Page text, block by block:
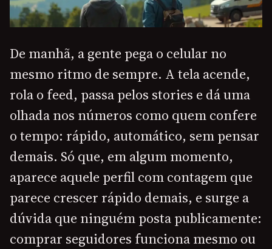
De manhã, a gente pega o celular no
mesmo ritmo de sempre. A tela acende,
rola o feed, passa pelos stories e dá uma
olhada nos números como quem confere
o tempo: rápido, automático, sem pensar
demais. Só que, em algum momento,
aparece aquele perfil com contagem que
parece crescer rápido demais, e surge a
dúvida que ninguém posta publicamente:
comprar seguidores funciona mesmo ou